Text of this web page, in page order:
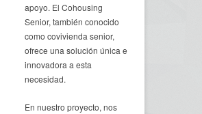
apoyo. El Cohousing
Senior, también conocido
como covivienda senior,
ofrece una solución única e
innovadora a esta
necesidad.
En nuestro proyecto, nos